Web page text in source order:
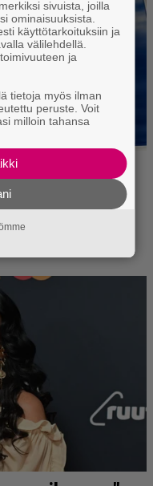
sivuista, joilla
ominaisuuksista.
käyttötarkoituksiin ja
välilehdellä.
ja
tietoja myös ilman
peruste. Voit
milloin tahansa